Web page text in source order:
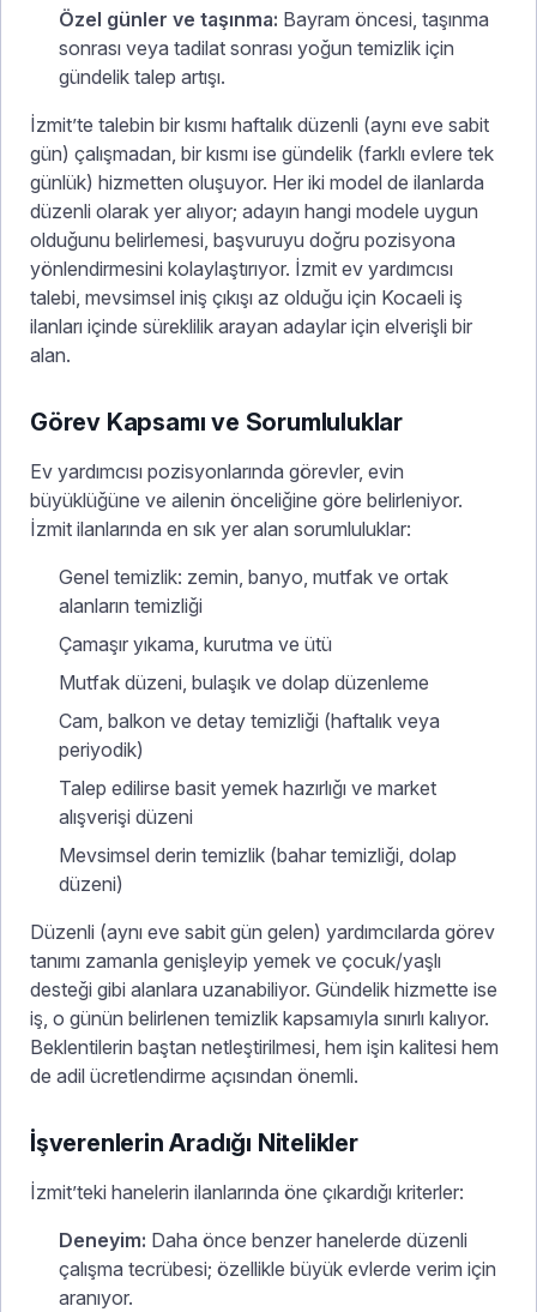
Özel günler ve taşınma: Bayram öncesi, taşınma
sonrası veya tadilat sonrası yoğun temizlik için
gündelik talep artışı.
İzmit’te talebin bir kısmı haftalık düzenli (aynı eve sabit
gün) çalışmadan, bir kısmı ise gündelik (farklı evlere tek
günlük) hizmetten oluşuyor. Her iki model de ilanlarda
düzenli olarak yer alıyor; adayın hangi modele uygun
olduğunu belirlemesi, başvuruyu doğru pozisyona
yönlendirmesini kolaylaştırıyor. İzmit ev yardımcısı
talebi, mevsimsel iniş çıkışı az olduğu için Kocaeli iş
ilanları içinde süreklilik arayan adaylar için elverişli bir
alan.
Görev Kapsamı ve Sorumluluklar
Ev yardımcısı pozisyonlarında görevler, evin
büyüklüğüne ve ailenin önceliğine göre belirleniyor.
İzmit ilanlarında en sık yer alan sorumluluklar:
Genel temizlik: zemin, banyo, mutfak ve ortak
alanların temizliği
Çamaşır yıkama, kurutma ve ütü
Mutfak düzeni, bulaşık ve dolap düzenleme
Cam, balkon ve detay temizliği (haftalık veya
periyodik)
Talep edilirse basit yemek hazırlığı ve market
alışverişi düzeni
Mevsimsel derin temizlik (bahar temizliği, dolap
düzeni)
Düzenli (aynı eve sabit gün gelen) yardımcılarda görev
tanımı zamanla genişleyip yemek ve çocuk/yaşlı
desteği gibi alanlara uzanabiliyor. Gündelik hizmette ise
iş, o günün belirlenen temizlik kapsamıyla sınırlı kalıyor.
Beklentilerin baştan netleştirilmesi, hem işin kalitesi hem
de adil ücretlendirme açısından önemli.
İşverenlerin Aradığı Nitelikler
İzmit’teki hanelerin ilanlarında öne çıkardığı kriterler:
Deneyim: Daha önce benzer hanelerde düzenli
çalışma tecrübesi; özellikle büyük evlerde verim için
aranıyor.